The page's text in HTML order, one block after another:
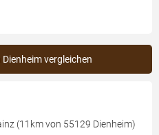
vergleichen
(11km von 55129 Dienheim)